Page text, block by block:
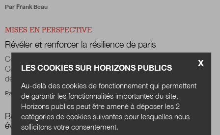
Par Frank Beau
MISES EN PERSPECTIVE
Révéler et renforcer la résilience de paris
Comment définir une stratégie de résilience territoriale ?
Comment une métropole s’adapte et construit une stratégie
de résilience ? La ville de Paris...
Par Noémie Fompeyrine
Boris Cyrulnik« La résilience est un mécanisme
évolutif »
X
LES COOKIES SUR HORIZONS PUBLICS
Au-delà des cookies de fonctionnement qui permettent
de garantir les fonctionnalités importantes du site,
Horizons publics peut être amené à déposer les 2
catégories de cookies suivantes pour lesquelles nous
sollicitons votre consentement.